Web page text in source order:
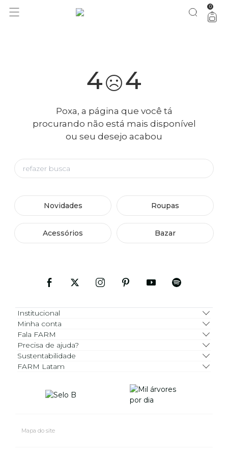
você merece 30% OFF pra comemorar com a gente aproveita! 0
4 4
Poxa, a página que você tá
procurando não está mais disponível
ou seu desejo acabou
Novidades Roupas
Acessórios Bazar
Institucional
Minha conta
Fala FARM
Precisa de ajuda?
Sustentabilidade
FARM Latam
Mapa do site